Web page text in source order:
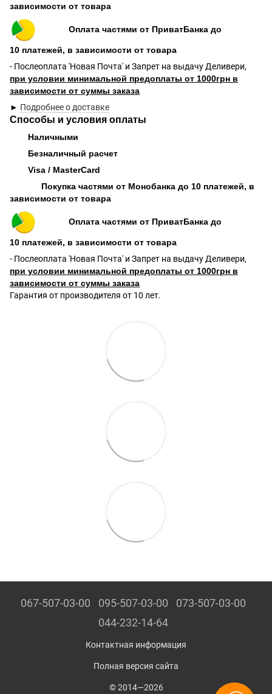
зависимости от товара
Оплата частями от ПриватБанка до
10 платежей, в зависимости от товара
- Послеоплата 'Новая Почта' и Запрет на выдачу Деливери,
при условии минимальной предоплаты от 1000грн в
зависимости от суммы заказа
► Подробнее о доставке
Способы и условия оплаты
Наличными
Безналичный расчет
Visa / MasterCard
Покупка частями от Монобанка до 10 платежей, в
зависимости от товара
Оплата частями от ПриватБанка до
10 платежей, в зависимости от товара
- Послеоплата 'Новая Почта' и Запрет на выдачу Деливери,
при условии минимальной предоплаты от 1000грн в
зависимости от суммы заказа
Гарантия от производителя от 10 лет.
067-507-03-00 095-507-03-00
073-507-03-00
044-232-14-64
Контактная информация
Полная версия сайта
© 2014—2026